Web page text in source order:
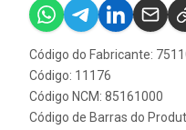
Código do Fabricante:
Código: 11176
Código NCM: 85161000
Código de Barras do